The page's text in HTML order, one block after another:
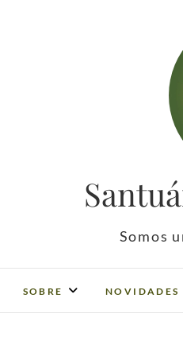
Somos
SOBRE NOVIDADES